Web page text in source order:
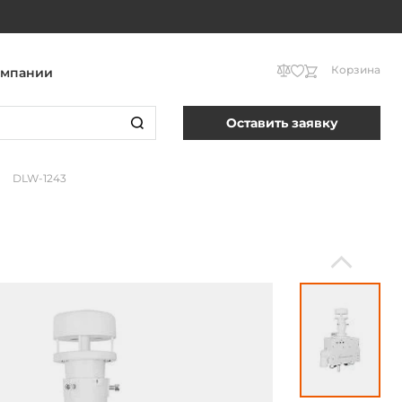
Корзина
Оставить заявку
DLW-1243